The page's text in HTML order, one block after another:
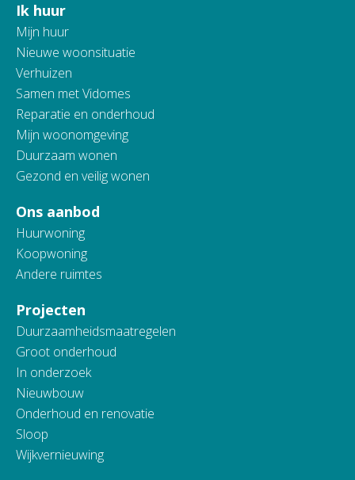
Contactinformatie
Ik huur
Mijn huur
Nieuwe woonsituatie
Verhuizen
Samen met Vidomes
Reparatie en onderhoud
Mijn woonomgeving
Duurzaam wonen
Gezond en veilig wonen
Ons aanbod
Huurwoning
Koopwoning
Andere ruimtes
Projecten
Duurzaamheidsmaatregelen
Groot onderhoud
In onderzoek
Nieuwbouw
Onderhoud en renovatie
Sloop
Wijkvernieuwing